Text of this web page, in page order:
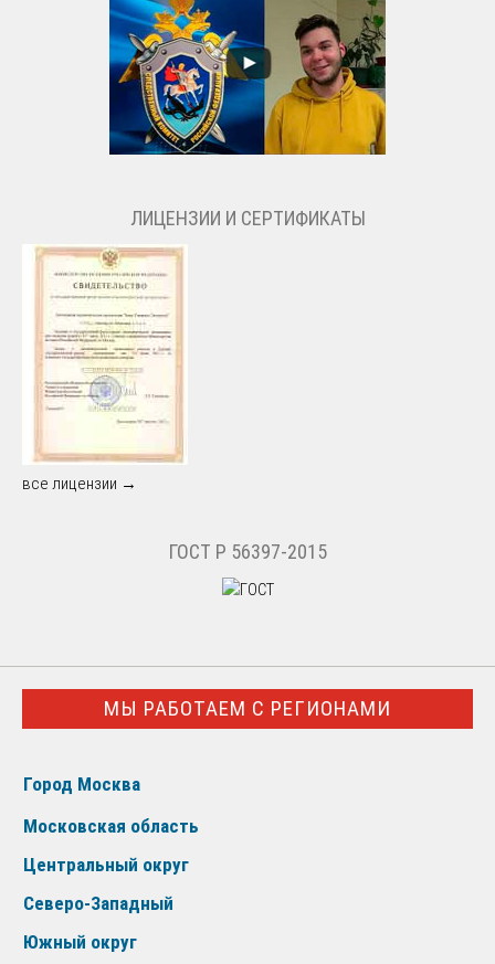
ЛИЦЕНЗИИ И СЕРТИФИКАТЫ
все лицензии →
ГОСТ Р 56397-2015
МЫ РАБОТАЕМ С РЕГИОНАМИ
Город Москва
Московская область
Центральный округ
Северо-Западный
Южный округ